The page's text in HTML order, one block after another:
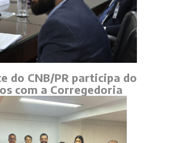
do CNB/PR participa do
com a Corregedoria